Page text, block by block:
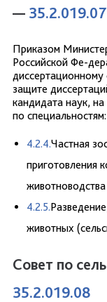
— 35.2.019.07
Приказом
Российской Фе-
диссертационному
защите
кандидата наук,
по специальностям:
4.2.4.Частная
приготовления
4.2.5.
животных
Совет по
35.2.019.08